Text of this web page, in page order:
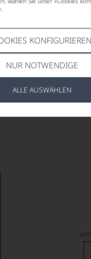
KONFIGURIEREN
NUR NOTWENDIGE
ALLE AUSWÄHLEN
Martin
AOP, CRU CLASSÉ
pro